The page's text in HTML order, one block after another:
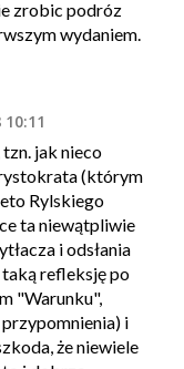
zrobic podróz
wydaniem.
jak nieco
(którym
Rylskiego
ta niewątpliwie
i odsłania
refleksję po
"Warunku",
i
że niewiele